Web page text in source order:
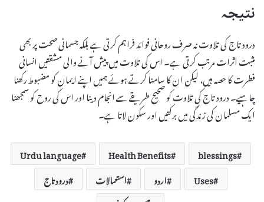
نتیجہ
درود تاج کی تلاوت نہ صرف روحانی فوائد فراہم کرتی ہے بلکہ جسمانی صحت پر بھی
مثبت اثرات مرتب کرتی ہے۔ اس کی تلاوت میں پیش آنے والی مشقتیں انسانی
فطرت کا حصہ ہیں، لیکن ان کا سامنا کرتے ہوئے ہمیں اپنے ایمان کو مضبوط رکھنا
چاہیے۔ درود تاج کی تلاوت کو صحیح طریقے سے انجام دینا اور اس کی روح کو سمجھنا
ایک مسلمان کی زندگی میں برکتیں اور سکون لاتا ہے۔
blessings
Health Benefits
Urdu language
Uses
اردو استعمالات
درود تاج